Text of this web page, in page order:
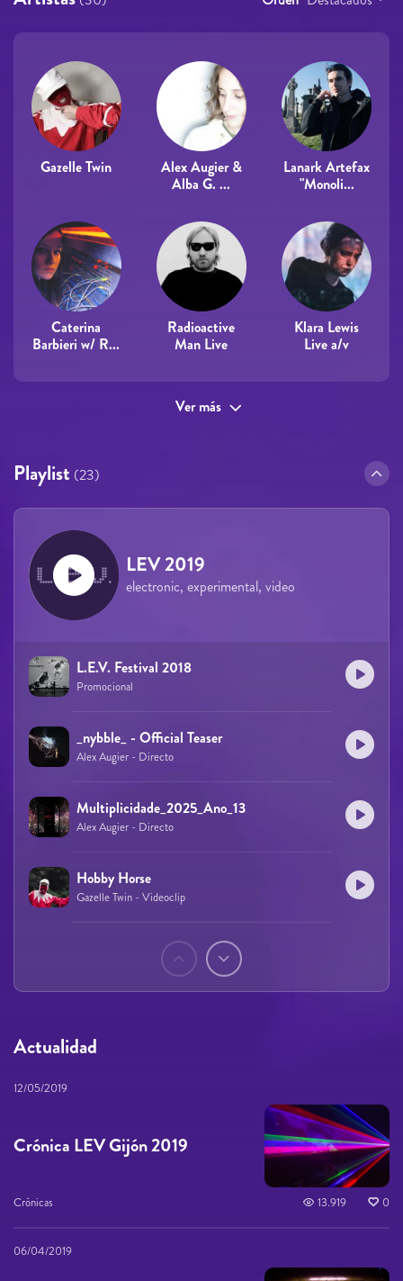
Gazelle Twin
Alex Augier &
Alba G. ...
Lanark Artefax
"Monoli...
Caterina
Barbieri w/ R...
Radioactive
Man Live
Klara Lewis
Live a/v
Ver más
Playlist (23)
LEV 2019
electronic, experimental, video
L.E.V. Festival 2018
Promocional
_nybble_ - Official Teaser
Alex Augier - Directo
Multiplicidade_2025_Ano_13
Alex Augier - Directo
Hobby Horse
Gazelle Twin - Videoclip
Actualidad
12/05/2019
Crónica LEV Gijón 2019
Crónicas 13.919 0
06/04/2019